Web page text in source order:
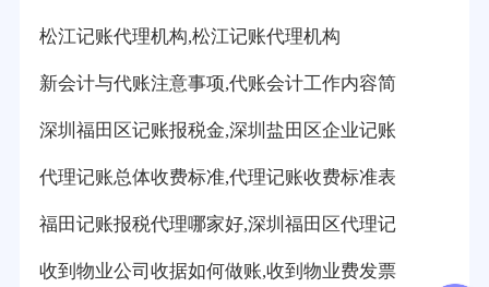
松江记账代理机构,松江记账代理机构
新会计与代账注意事项,代账会计工作内容简
深圳福田区记账报税金,深圳盐田区企业记账
代理记账总体收费标准,代理记账收费标准表
福田记账报税代理哪家好,深圳福田区代理记
收到物业公司收据如何做账,收到物业费发票